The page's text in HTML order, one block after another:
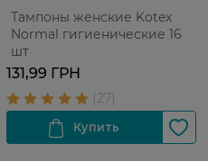
Тампоны женские Kotex
Normal гигиенические 16
шт
131,99 ГРН